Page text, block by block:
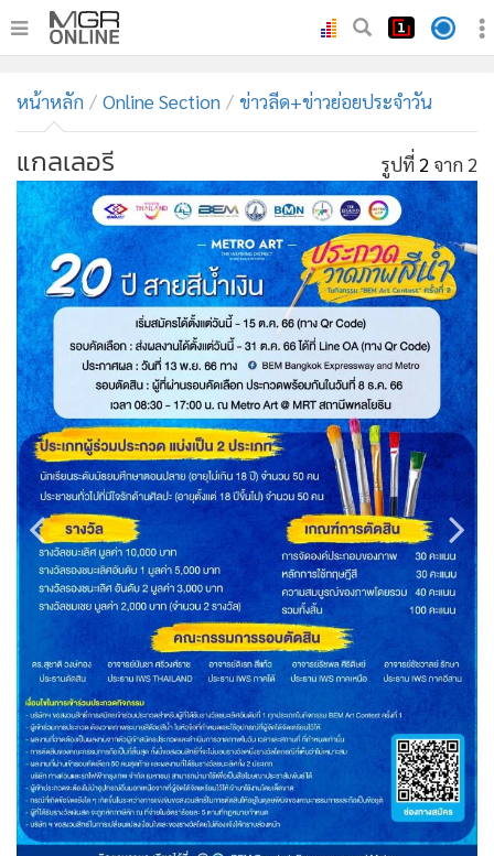
ทันเหตุการณ์
• ภาคใต้
• ภูมิภาค
• Online Section
• บันเทิง
• ผู้จัดการรายวัน
• คอลัมนิสต์
• ละคร
• CbizReview
• Cyber BIZ
• ผู้จัดกวน
•
Good health & Well-being
• Green Innovation & SD
Management & HR
•
MGR Live
การเมือง
• ท่องเที่ยว
• กีฬา
ต่างประเทศ
• Special Scoop
• เศรษฐกิจ-ธุรกิจ
หน้าหลัก Online Section ข่าวลีด+ข่าวย่อยประจำวัน
แกลเลอรี รูปที่2 จาก 2